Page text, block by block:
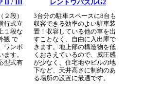
II / III
レントウパズルG2
段）
行式立
１段な
観 で
ワンボ
す。
型式有
3台分の駐車スペースに8台も
収容できる効率のよい駐車装
置！収容している他の車を出
すことなく、自由に入出庫で
きます。地上部の構造物を低
くおさえているので、威圧感
が少なく、住宅地やビルの地
下など、天井高さに制約のあ
る場所の設置に最適です。